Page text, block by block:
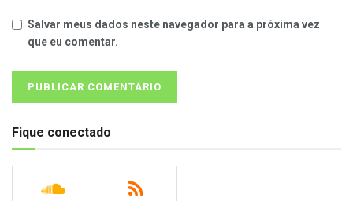
Salvar meus dados neste navegador para a próxima vez
que eu comentar.
Fique conectado